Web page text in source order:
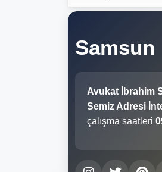
Avukat İbrahim
Semiz Adresi
çalışma saatleri